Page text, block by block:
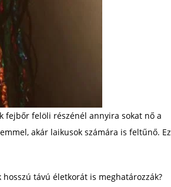
fejbőr felöli részénél annyira sokat nő a
akár laikusok számára is feltűnő. Ez
távú életkorát is meghatározzák?